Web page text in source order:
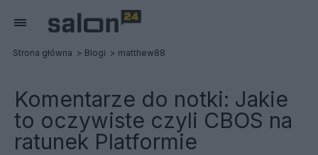
Strona główna Blogi matthew88
Komentarze do notki: Jakie
to oczywiste czyli CBOS na
ratunek Platformie